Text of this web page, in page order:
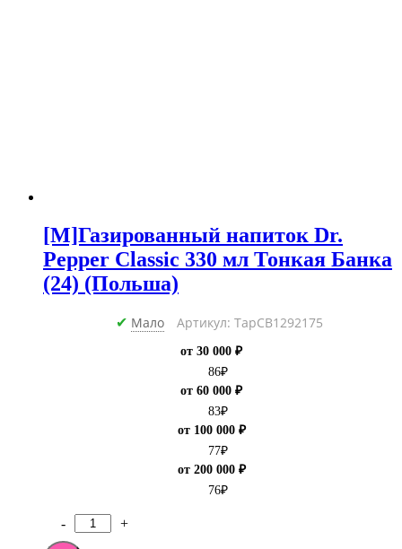
[M]Газированный напиток Dr.
Pepper Classic 330 мл Тонкая Банка
(24) (Польша)
✔ Мало Артикул: ТарCB1292175
от 30 000 ₽
86₽
от 60 000 ₽
83₽
от 100 000 ₽
77₽
от 200 000 ₽
76₽
Количество
товара
- +